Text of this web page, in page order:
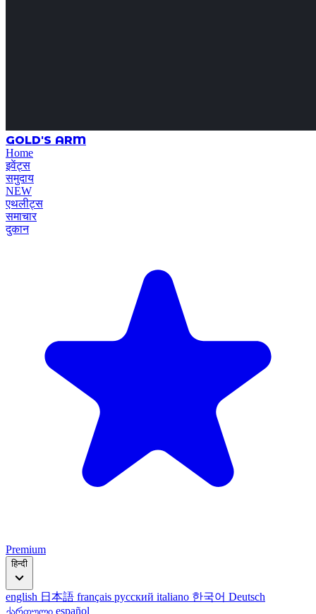
GOLD'S ARM
Home
इवेंट्स
समुदाय
NEW
एथलीट्स
समाचार
दुकान
Premium
हिन्दी
english 日本語 français русский italiano 한국어 Deutsch
ქართული español